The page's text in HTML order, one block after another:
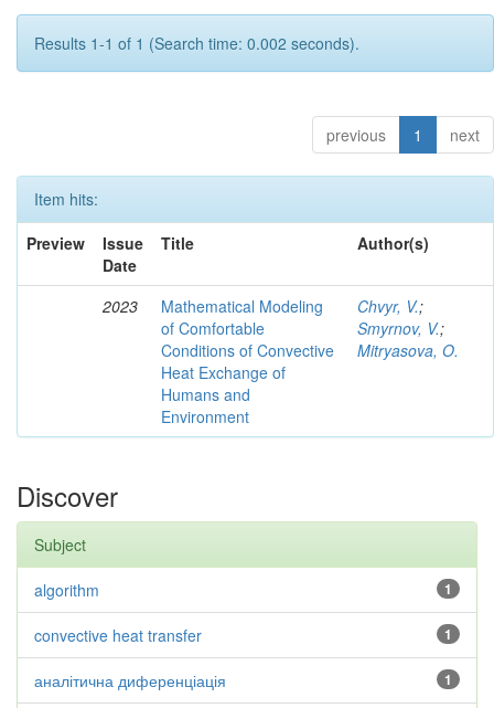
Results 1-1 of 1 (Search time: 0.002 seconds).
previous 1 next
Item hits:
Preview
Issue
Date
Title Author(s)
2023
Mathematical Modeling
of Comfortable
Conditions of Convective
Heat Exchange of
Humans and
Environment
Chvyr, V.;
Smyrnov, V.;
Mitryasova, O.
Discover
Subject
1
algorithm
1
convective heat transfer
1
аналітична диференціація